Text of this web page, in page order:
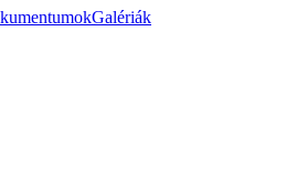
Galériák